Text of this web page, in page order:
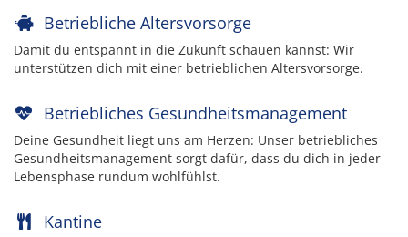
Betriebliche Altersvorsorge
Damit du entspannt in die Zukunft schauen kannst: Wir
unterstützen dich mit einer betrieblichen Altersvorsorge.
Betriebliches Gesundheitsmanagement
Deine Gesundheit liegt uns am Herzen: Unser betriebliches
Gesundheitsmanagement sorgt dafür, dass du dich in jeder
Lebensphase rundum wohlfühlst.
Kantine